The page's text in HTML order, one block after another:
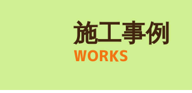
施工事例
WORKS